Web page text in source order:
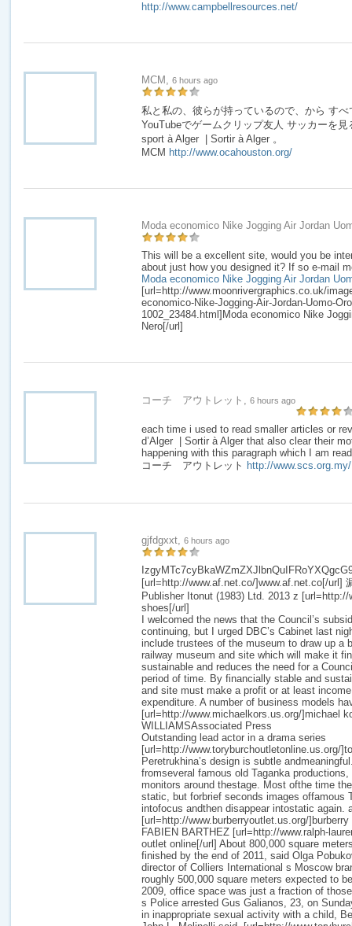
http://www.campbellresources.net/
MCM, 6 hours ago
私と私の、彼らが持っているので、から す
YouTubeでゲームクリップ友人 サッカーを
sport à Alger | Sortir à Alger 。
MCM http://www.ocahouston.org/
Moda economico Nike Jogging Air Jordan
This will be a excellent site, would you be
about just how you designed it? If so e-mail
Moda economico Nike Jogging Air Jordan
[url=http://www.moonrivergraphics.co.uk/
economico-Nike-Jogging-Air-Jordan-Uomo-
1002_23484.html]Moda economico Nike
Nero[/url]
コーチ アウトレット, 6 hours ago
each time i used to read smaller articles or
d’Alger | Sortir à Alger that also clear their
happening with this paragraph which I am
コーチ アウトレット http://www.scs.org.my/
gjfdgxxt, 6 hours ago
[url=http://www.af.net.co/]www.af.net.co[/url]
Publisher Itonut (1983) Ltd. 2013 z
shoes[/url]
I welcomed the news that the Council’s
continuing, but I urged DBC’s Cabinet last
include trustees of the museum to draw up a
railway museum and site which will make it
sustainable and reduces the need for a
period of time. By financially stable and
and site must make a profit or at least
expenditure. A number of business models
[url=http://www.michaelkors.us.org/]michael
WILLIAMSAssociated Press
Outstanding lead actor in a drama series
[url=http://www.toryburchoutletonline.us.org/
Peretrukhina’s design is subtle
fromseveral famous old Taganka
monitors around thestage. Most ofthe time
static, but forbrief seconds images offamous
intofocus andthen disappear intostatic again.
[url=http://www.burberryoutlet.us.org/
FABIEN BARTHEZ [url=http://www.ralph-
outlet online[/url] About 800,000 square
finished by the end of 2011, said Olga
director of Colliers International s Moscow
roughly 500,000 square meters expected to
2009, office space was just a fraction of
s Police arrested Gus Galianos, 23, on
in inappropriate sexual activity with a child,